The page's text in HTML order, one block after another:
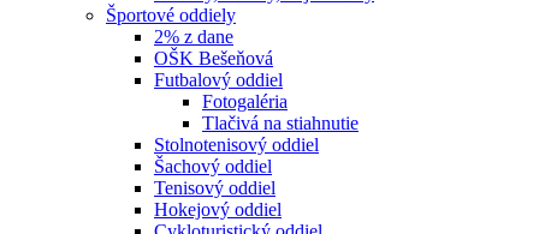
Športové oddiely
2% z dane
OŠK Bešeňová
Futbalový oddiel
Fotogaléria
Tlačivá na stiahnutie
Stolnotenisový oddiel
Šachový oddiel
Tenisový oddiel
Hokejový oddiel